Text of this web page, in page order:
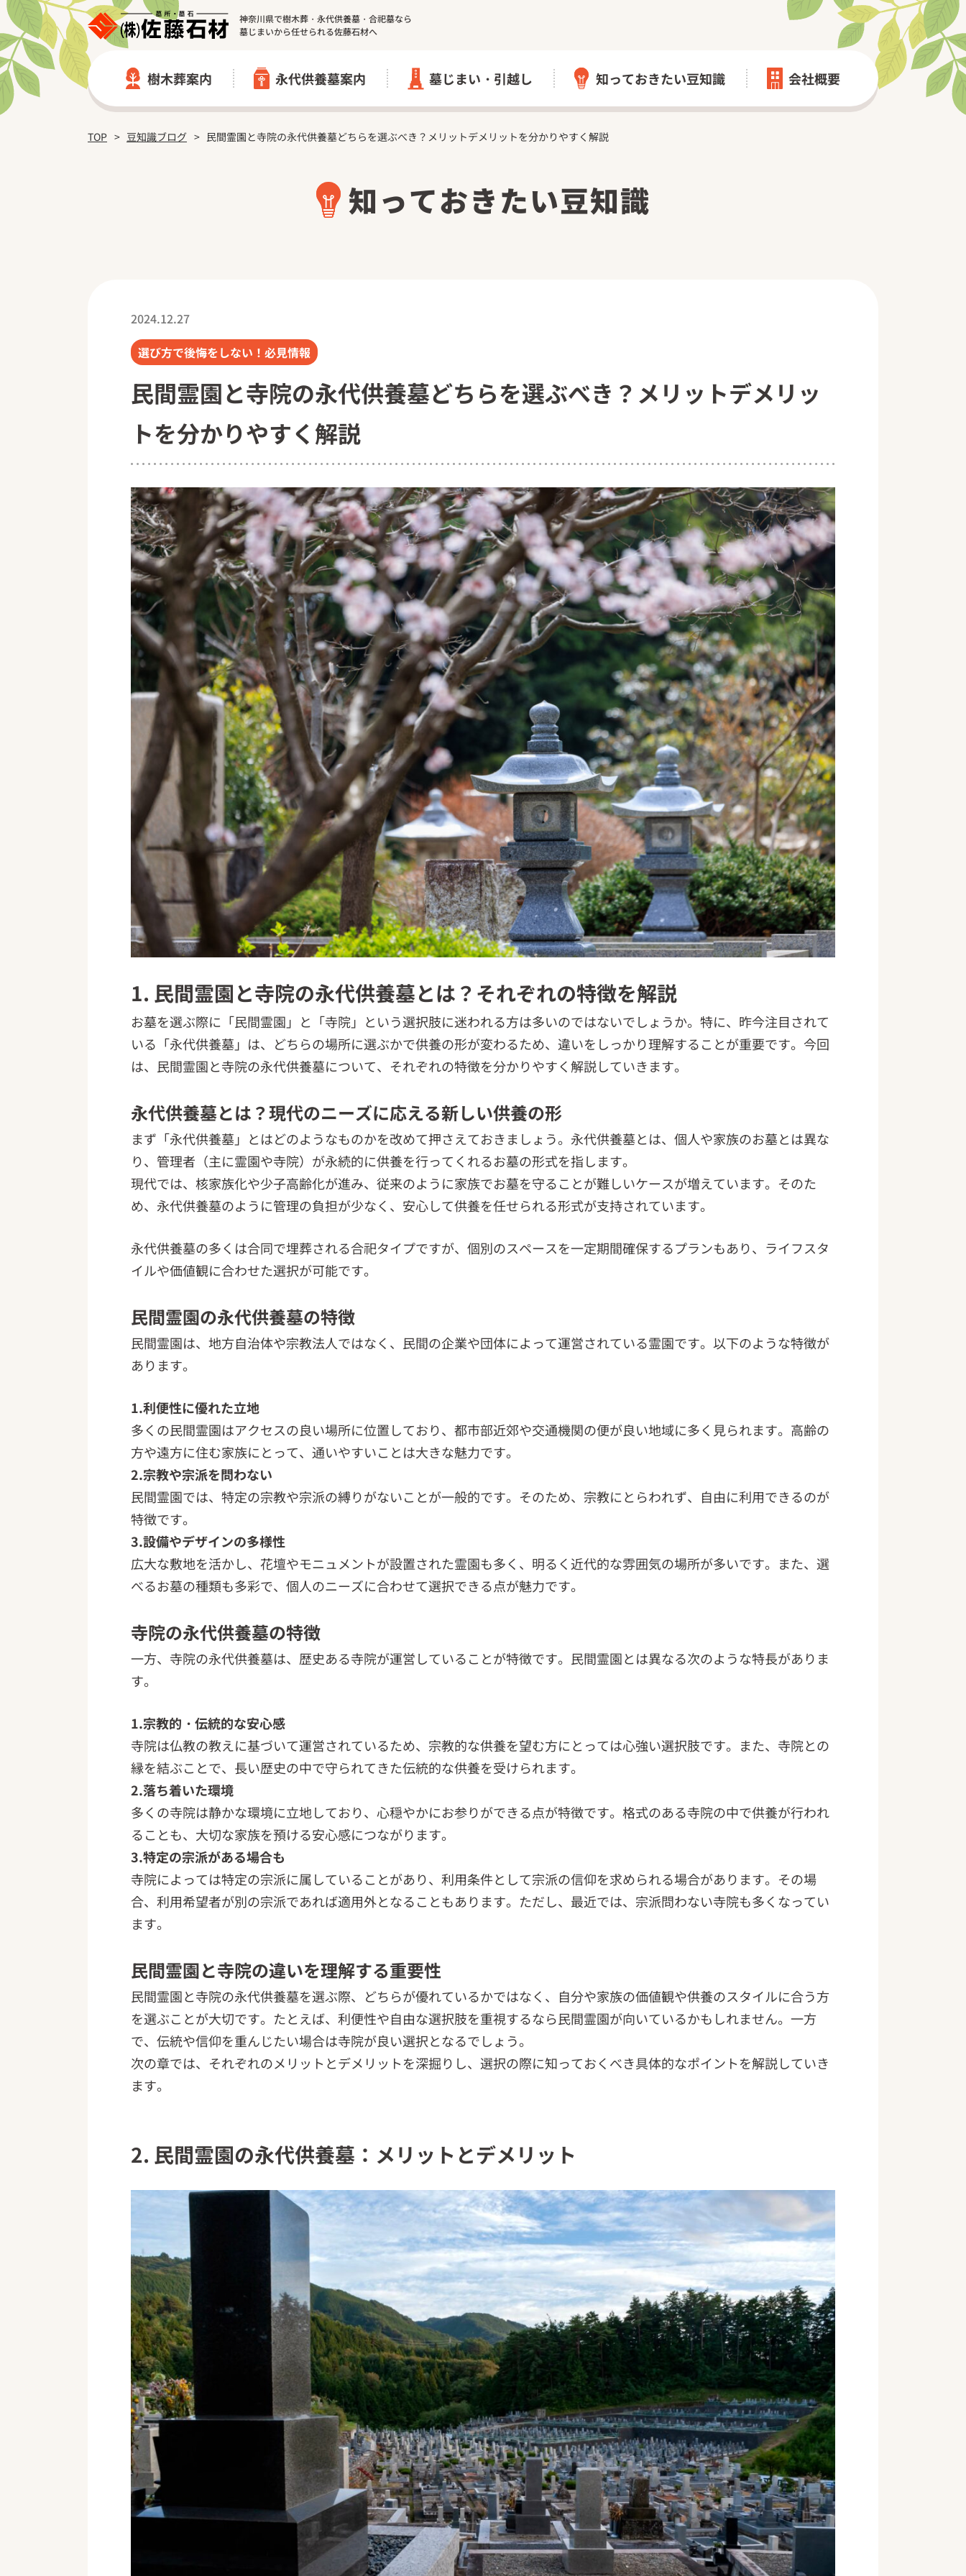
神奈川県で樹木葬・永代供養墓・合祀墓なら
墓じまいから任せられる佐藤石材へ
樹木葬案内
佐藤石材の樹木葬の特徴
綾瀬市 個別式樹木葬墓地｜龍洞院
伊勢原市 愛甲石田 樹木葬 第一期/第二期｜圓光院
永代供養墓案内
佐藤石材の永代供養墓の特徴
相模原市 個別式永代供養墓【円の郷】｜清岩寺
【完売しました】海老名市永代供養墓｜増全寺
墓じまい・引越し
墓じまい
引越し（改葬）
知っておきたい豆知識 会社概要
TOP 豆知識ブログ 民間霊園と寺院の永代供養墓どちらを選ぶべき？メリットデメリットを分かりやすく解説
知っておきたい豆知識
2024.12.27
選び方で後悔をしない！必見情報
民間霊園と寺院の永代供養墓どちらを選ぶべき？メリットデメリッ
トを分かりやすく解説
1. 民間霊園と寺院の永代供養墓とは？それぞれの特徴を解説
お墓を選ぶ際に「民間霊園」と「寺院」という選択肢に迷われる方は多いのではないでしょうか。特に、昨今注目されて
いる「永代供養墓」は、どちらの場所に選ぶかで供養の形が変わるため、違いをしっかり理解することが重要です。今回
は、民間霊園と寺院の永代供養墓について、それぞれの特徴を分かりやすく解説していきます。
永代供養墓とは？現代のニーズに応える新しい供養の形
まず「永代供養墓」とはどのようなものかを改めて押さえておきましょう。永代供養墓とは、個人や家族のお墓とは異な
り、管理者（主に霊園や寺院）が永続的に供養を行ってくれるお墓の形式を指します。
現代では、核家族化や少子高齢化が進み、従来のように家族でお墓を守ることが難しいケースが増えています。そのた
め、永代供養墓のように管理の負担が少なく、安心して供養を任せられる形式が支持されています。
永代供養墓の多くは合同で埋葬される合祀タイプですが、個別のスペースを一定期間確保するプランもあり、ライフスタ
イルや価値観に合わせた選択が可能です。
民間霊園の永代供養墓の特徴
民間霊園は、地方自治体や宗教法人ではなく、民間の企業や団体によって運営されている霊園です。以下のような特徴が
あります。
1.利便性に優れた立地
多くの民間霊園はアクセスの良い場所に位置しており、都市部近郊や交通機関の便が良い地域に多く見られます。高齢の
方や遠方に住む家族にとって、通いやすいことは大きな魅力です。
2.宗教や宗派を問わない
民間霊園では、特定の宗教や宗派の縛りがないことが一般的です。そのため、宗教にとらわれず、自由に利用できるのが
特徴です。
3.設備やデザインの多様性
広大な敷地を活かし、花壇やモニュメントが設置された霊園も多く、明るく近代的な雰囲気の場所が多いです。また、選
べるお墓の種類も多彩で、個人のニーズに合わせて選択できる点が魅力です。
寺院の永代供養墓の特徴
一方、寺院の永代供養墓は、歴史ある寺院が運営していることが特徴です。民間霊園とは異なる次のような特長がありま
す。
1.宗教的・伝統的な安心感
寺院は仏教の教えに基づいて運営されているため、宗教的な供養を望む方にとっては心強い選択肢です。また、寺院との
縁を結ぶことで、長い歴史の中で守られてきた伝統的な供養を受けられます。
2.落ち着いた環境
多くの寺院は静かな環境に立地しており、心穏やかにお参りができる点が特徴です。格式のある寺院の中で供養が行われ
ることも、大切な家族を預ける安心感につながります。
3.特定の宗派がある場合も
寺院によっては特定の宗派に属していることがあり、利用条件として宗派の信仰を求められる場合があります。その場
合、利用希望者が別の宗派であれば適用外となることもあります。ただし、最近では、宗派問わない寺院も多くなってい
ます。
民間霊園と寺院の違いを理解する重要性
民間霊園と寺院の永代供養墓を選ぶ際、どちらが優れているかではなく、自分や家族の価値観や供養のスタイルに合う方
を選ぶことが大切です。たとえば、利便性や自由な選択肢を重視するなら民間霊園が向いているかもしれません。一方
で、伝統や信仰を重んじたい場合は寺院が良い選択となるでしょう。
次の章では、それぞれのメリットとデメリットを深掘りし、選択の際に知っておくべき具体的なポイントを解説していき
ます。
2. 民間霊園の永代供養墓：メリットとデメリット